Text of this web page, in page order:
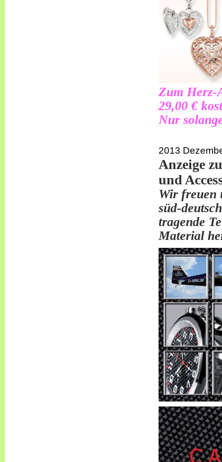
Zum Herz-
29,00 €
Nur
2013
Anzeige
und
Wir freuen
süd-
tragende
Material